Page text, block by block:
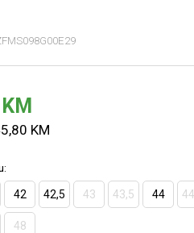
KM
KM
42 42,5 43 43,5 44
48